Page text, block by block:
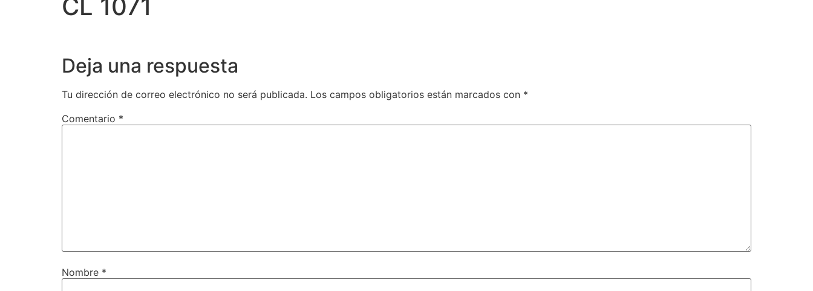
CL 1071
Deja una respuesta
Tu dirección de correo electrónico no será publicada. Los campos obligatorios están marcados con *
Comentario *
Nombre *